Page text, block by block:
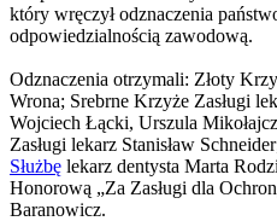
który wręczył odznaczenia
odpowiedzialnością zawodową.
Odznaczenia otrzymali: Złoty
Wrona; Srebrne Krzyże Zasługi
Wojciech Łącki, Urszula
Zasługi lekarz Stanisław
Służbę lekarz dentysta Marta
Honorową „Za Zasługi dla
Baranowicz.